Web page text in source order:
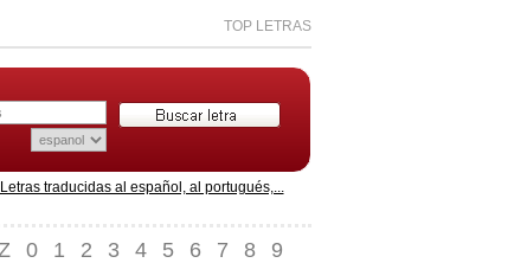
TOP LETRAS
traducidas al español, al portugués,...
0 1 2 3 4 5 6 7 8 9